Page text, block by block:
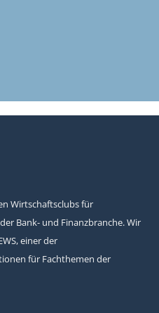
Wirtschaftsclubs für
Bank- und Finanzbranche. Wir
einer der
für Fachthemen der